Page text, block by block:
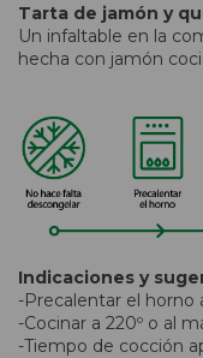
Tarta de jamón y
Un infaltable en la
hecha con jamón
Indicaciones y
-Precalentar el horno
-Cocinar a 220º o al
-Tiempo de cocción